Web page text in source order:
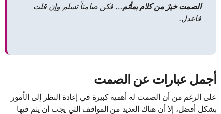
الصمت خيرٌ من كلام بمأثم… فكن صامتاً تسلم وإن قلت
فاعدل.
أجمل عبارات عن الصمت
على الرغم من أن الصمت له أهمية كبيرة في إعادة النظر إلى الأمور
بشكل أفضل، إلا أن هناك العديد من المواقف التي يجب أن يتم فيها